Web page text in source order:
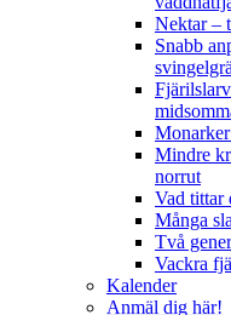
Nektar –
Snabb
Mindre
norrut
Vad tittar
Många
Två
Vackra
Kalender
Anmäl dig här!